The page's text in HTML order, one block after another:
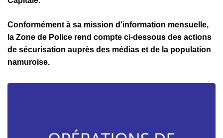
Conformément à sa mission d'information mensuelle,
la Zone de Police rend compte ci-dessous des actions
de sécurisation auprès des médias et de la population
namuroise.